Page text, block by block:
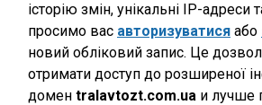
історію змін, унікальні IP-адреси
просимо вас авторизуватися або
новий обліковий запис. Це
отримати доступ до розширеної
домен tralavtozt.com.ua и лучше